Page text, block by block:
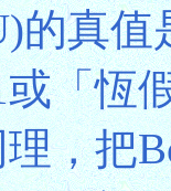
的真
「恆
，把